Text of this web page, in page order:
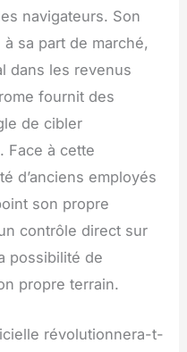
navigateurs. Son
sa part de marché,
dans les revenus
fournit des
de cibler
Face à cette
d’anciens employés
son propre
contrôle direct sur
possibilité de
propre terrain.
révolutionnera-t-